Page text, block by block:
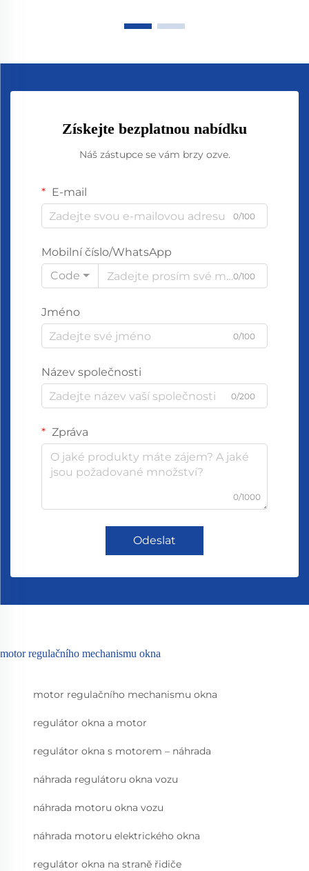
Získejte bezplatnou nabídku
Náš zástupce se vám brzy ozve.
E-mail
0/100
Mobilní číslo/WhatsApp
Code
0/100
Jméno
0/100
Název společnosti
0/200
Zpráva
0/1000
Odeslat
motor regulačního mechanismu okna
motor regulačního mechanismu okna
regulátor okna a motor
regulátor okna s motorem – náhrada
náhrada regulátoru okna vozu
náhrada motoru okna vozu
náhrada motoru elektrického okna
regulátor okna na straně řidiče